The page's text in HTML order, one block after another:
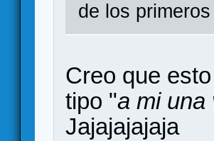
de los
Creo que
tipo "a mi una
Jajajajajaja